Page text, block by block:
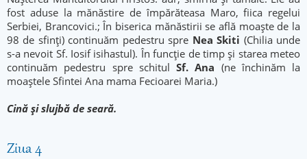
fost aduse la mănăstire de împărăteasa Maro, fiica regelui
Serbiei, Brancovici.; În biserica mănăstirii se află moaște de la
98 de sfinți) continuăm pedestru spre Nea Skiti (Chilia unde
s-a nevoit Sf. Iosif isihastul). În funcție de timp și starea meteo
continuăm pedestru spre schitul Sf. Ana (ne închinăm la
moaștele Sfintei Ana mama Fecioarei Maria.)
Cină și slujbă de seară.
Ziua 4